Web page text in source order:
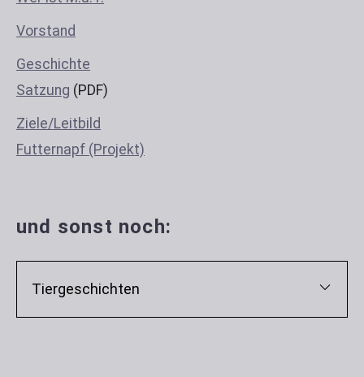
Vorstand
Geschichte
Satzung (PDF)
Ziele/Leitbild
Futternapf (Projekt)
und sonst noch:
Tiergeschichten